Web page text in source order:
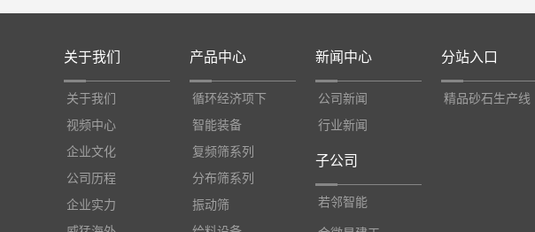
关于我们
关于我们
视频中心
企业文化
公司历程
企业实力
产品中心
循环经济项下
智能装备
复频筛系列
分布筛系列
振动筛
新闻中心
公司新闻
行业新闻
子公司
若邻智能
分站入口
精品砂石生产线